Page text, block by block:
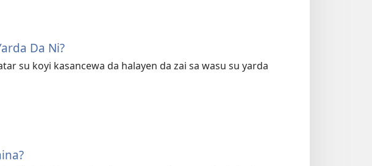
Da Ni?
su koyi kasancewa da halayen da zai sa wasu su yarda